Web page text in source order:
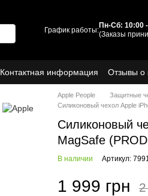
График работы:
Пн-Сб: 10:00
(Заказы
Контактная информация Отзывы о
Apple People Защитные
Силиконовый чехол Apple
Силиконовый
MagSafe
В наличии Артикул:
1 999 грн